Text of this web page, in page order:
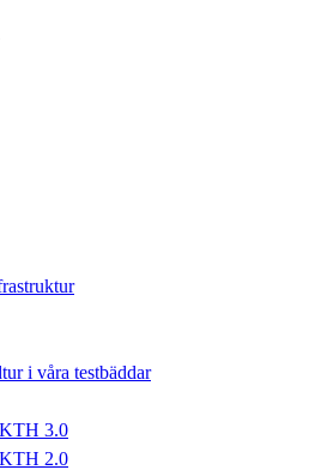
i våra testbäddar
3.0
2.0